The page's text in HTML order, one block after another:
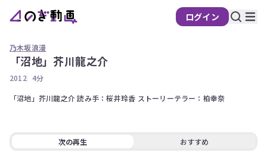
ログイン
の
乃木坂浪漫
「沼地」芥川龍之介
2012 4分
「沼地」芥川龍之介 読み手：桜井玲香 ストーリーテラー：柏幸奈
次の再生 おすすめ